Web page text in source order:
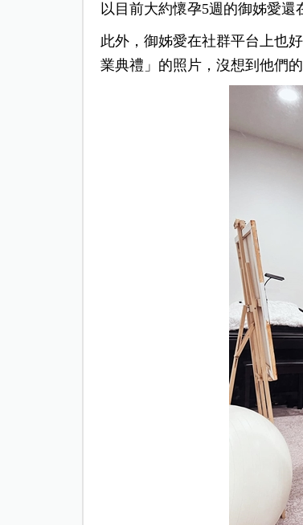
以目前大約懷孕5週的御姊愛還
此外，御姊愛在社群平台上也
業典禮」的照片，沒想到他們